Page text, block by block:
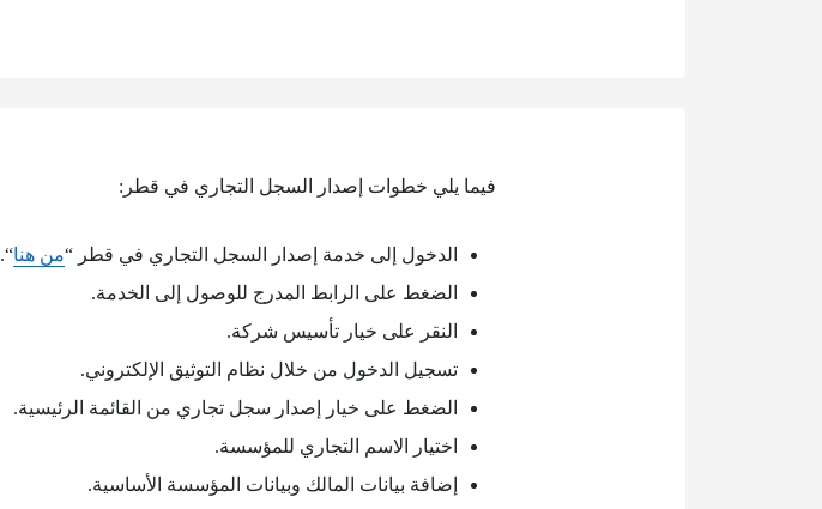
فيما يلي خطوات إصدار السجل التجاري في قطر:
الدخول إلى خدمة إصدار السجل التجاري في قطر “من هنا“.
الضغط على الرابط المدرج للوصول إلى الخدمة.
النقر على خيار تأسيس شركة.
تسجيل الدخول من خلال نظام التوثيق الإلكتروني.
الضغط على خيار إصدار سجل تجاري من القائمة الرئيسية.
اختيار الاسم التجاري للمؤسسة.
إضافة بيانات المالك وبيانات المؤسسة الأساسية.